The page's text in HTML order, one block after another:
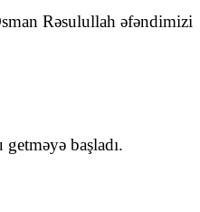
Rəsulullah əfəndimizi
başladı.